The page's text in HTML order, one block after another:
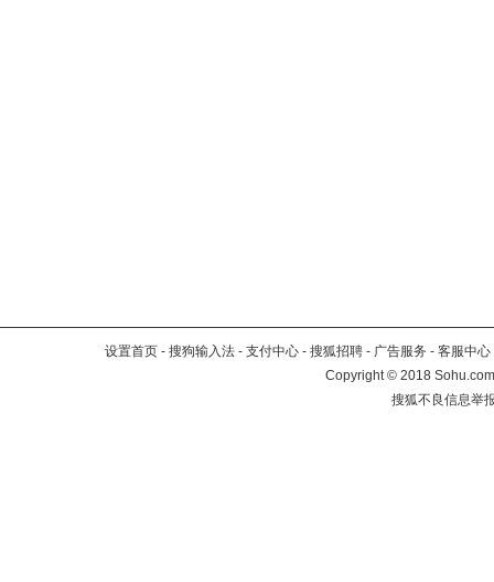
设置首页 - 搜狗输入法 - 支付中心 - 搜狐招聘 - 广告服务 - 客服中心
Copyright©2018
搜狐不良信息举